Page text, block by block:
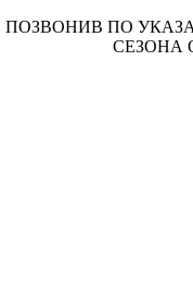
ПОЗВОНИВ ПО
СЕЗОНА